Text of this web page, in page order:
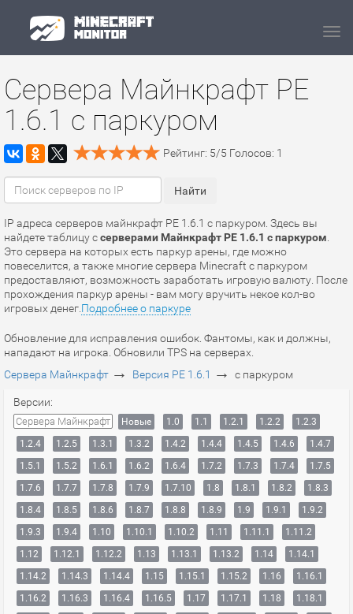
Сервера Майнкрафт PE
1.6.1 с паркуром
Рейтинг: 5/5 Голосов: 1
IP адреса серверов майнкрафт PE 1.6.1 с паркуром. Здесь вы
найдете таблицу ссерверами Майнкрафт PE 1.6.1 с паркуром
Это сервера на которых есть паркур арены, где можно
повеселится, а также многие сервера Minecraft с паркуром
предоставляют, возможность заработать игровую валюту. После
прохождения паркур арены - вам могу вручить некое кол-во
игровых денег. Подробнее о паркуре
Обновление для исправления ошибок. Фантомы, как и должны,
нападают на игрока. Обновили TPS на серверах.
Сервера Майнкрафт → Версия PE 1.6.1 → с паркуром
Версии:
Сервера Майнкрафт Новые 1.0 1.1 1.2.1 1.2.2
1.2.3
1.2.4
1.2.5 1.3.1 1.3.2 1.4.2 1.4.4 1.4.5 1.4.6
1.4.7
1.5.1
1.5.2 1.6.1 1.6.2 1.6.4 1.7.2 1.7.3 1.7.4
1.7.5
1.7.6
1.7.7 1.7.8 1.7.9 1.7.10 1.8 1.8.1 1.8.2
1.8.3
1.8.4
1.8.5 1.8.6 1.8.7 1.8.8 1.8.9 1.9 1.9.1
1.9.2
1.9.3
1.9.4 1.10 1.10.1 1.10.2 1.11 1.11.1
1.11.2
1.12
1.12.1 1.12.2 1.13 1.13.1 1.13.2 1.14
1.14.1
1.14.2
1.14.3 1.14.4 1.15 1.15.1 1.15.2 1.16
1.16.1
1.16.2
1.16.3 1.16.4 1.16.5 1.17 1.17.1 1.18
1.18.1